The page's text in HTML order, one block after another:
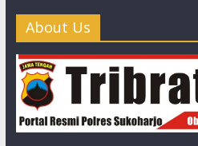
About Us